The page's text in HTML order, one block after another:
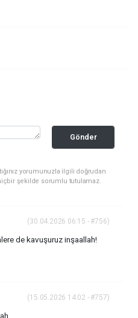
Gönder
yorumunuzla ilgili doğrudan
şekilde sorumlu tutulamaz.
(30.04.2026 06:15 - #756)
de kavuşuruz inşaallah!
(15.05.2026 14:02 - #757)